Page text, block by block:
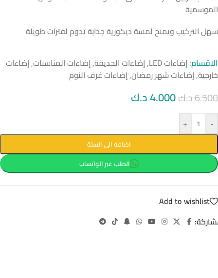
الموسمية
سهل التركيب ويمنح لمسة ديكورية جذابة تدوم لفترات طويلة
الاقسام:إضاءات LED ,إضاءات الحديقة,إضاءات المناسبات,إضاءات
خارجية,إضاءات شهر رمضان,إضاءات غرف النوم
6.500د.ك4.000د.ك
-
+
اضافة الى السلة
الطلب عبر الواتساب
Add to wishlist